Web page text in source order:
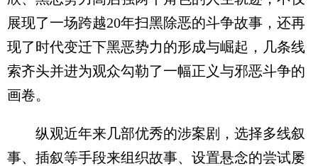
展现了一场跨越20年扫黑除恶的斗争故事，还再
现了时代变迁下黑恶势力的形成与崛起，几条线
索齐头并进为观众勾勒了一幅正义与邪恶斗争的
画卷。
纵观近年来几部优秀的涉案剧，选择多线叙
事、插叙等手段来组织故事、设置悬念的尝试屡